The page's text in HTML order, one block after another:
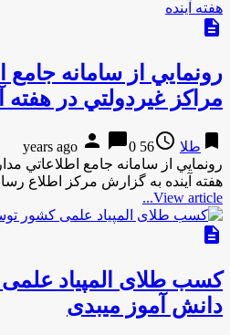
description
رونمايي از سامانه
مراكز غيردولتي در هفته
bookmark طلا access_time
56 years ago
person chat_bubble0
رونمايي از سامانه جامع اطلاعاتي
هفته آينده به گزارش مركز اطلاع
View article...
description
کسب طلای المپیاد
دانش آموز میبدی